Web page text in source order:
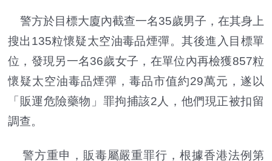
警方於目標大廈內截查一名35歲男子，在其身上
搜出135粒懷疑太空油毒品煙彈。其後進入目標單
位，發現另一名36歲女子，在單位內再檢獲857粒
懷疑太空油毒品煙彈，毒品市值約29萬元，遂以
「販運危險藥物」罪拘捕該2人，他們現正被扣留
調查。
警方重申，販毒屬嚴重罪行，根據香港法例第